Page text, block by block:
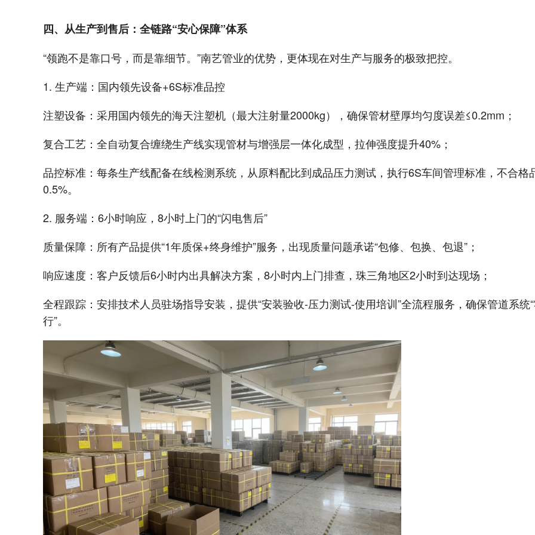
四、从生产到售后：全链路“安心保障”体系
“领跑不是靠口号，而是靠细节。”南艺管业的优势，更体现在对生产与服务的极致把控。
1. 生产端：国内领先设备+6S标准品控
注塑设备：采用国内领先的海天注塑机（最大注射量2000kg），确保管材壁厚均匀度误差≤0.2mm；
复合工艺：全自动复合缠绕生产线实现管材与增强层一体化成型，拉伸强度提升40%；
品控标准：每条生产线配备在线检测系统，从原料配比到成品压力测试，执行6S车间管理标准，不合格
0.5%。
2. 服务端：6小时响应，8小时上门的“闪电售后”
质量保障：所有产品提供“1年质保+终身维护”服务，出现质量问题承诺“包修、包换、包退”；
响应速度：客户反馈后6小时内出具解决方案，8小时内上门排查，珠三角地区2小时到达现场；
全程跟踪：安排技术人员驻场指导安装，提供“安装验收-压力测试-使用培训”全流程服务，确保管道系统
行”。